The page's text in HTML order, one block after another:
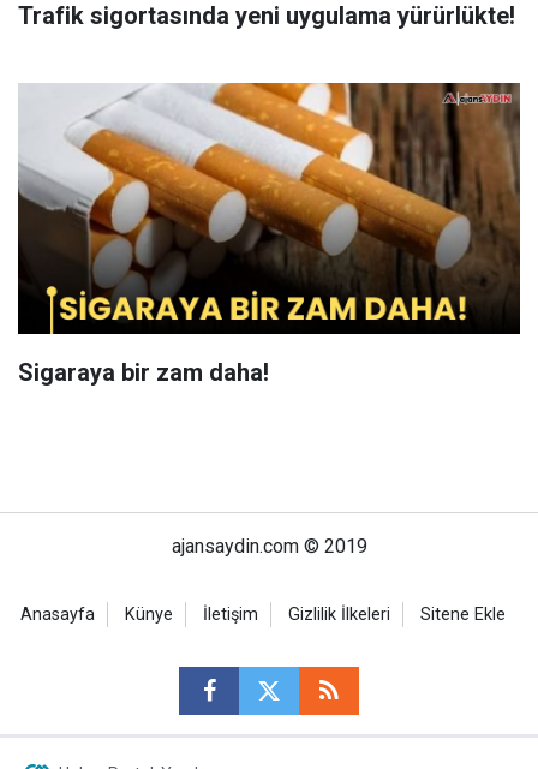
Trafik sigortasında yeni uygulama yürürlükte!
Sigaraya bir zam daha!
ajansaydin.com © 2019
Anasayfa Künye İletişim Gizlilik İlkeleri Sitene Ekle